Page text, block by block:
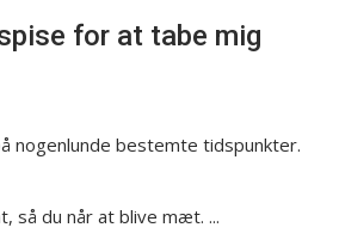
for at tabe mig
nogenlunde bestemte tidspunkter.
så du når at blive mæt. ...